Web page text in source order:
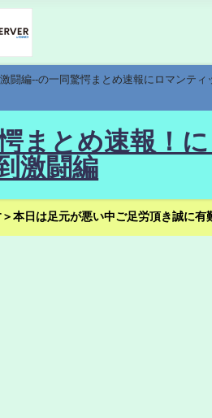
闘編--の一同驚愕まとめ速報にロマンティ
まとめ速報！
激闘編
本日は足元が悪い中ご足労頂き誠に有